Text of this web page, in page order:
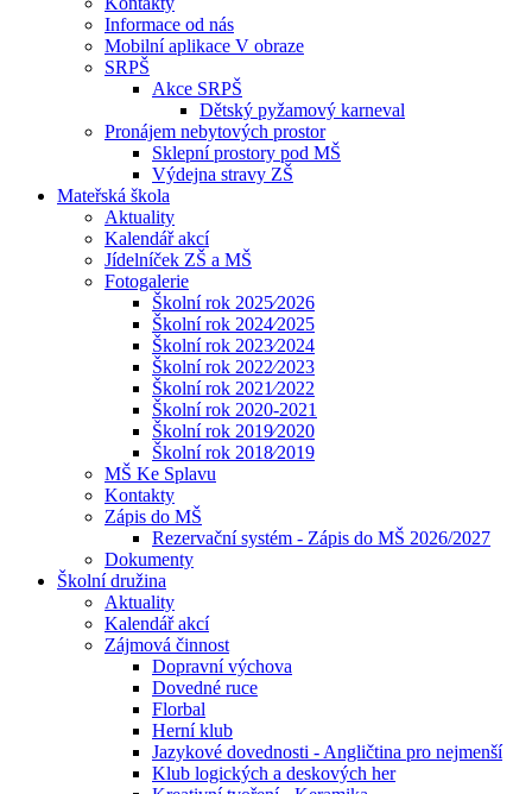
Informace od nás
Mobilní aplikace V obraze
SRPŠ
Akce SRPŠ
Dětský pyžamový karneval
Pronájem nebytových prostor
Sklepní prostory pod MŠ
Výdejna stravy ZŠ
Mateřská škola
Aktuality
Kalendář akcí
Jídelníček ZŠ a MŠ
Fotogalerie
Školní rok 2025⁄2026
Školní rok 2024⁄2025
Školní rok 2023⁄2024
Školní rok 2022⁄2023
Školní rok 2021⁄2022
Školní rok 2020-2021
Školní rok 2019⁄2020
Školní rok 2018⁄2019
MŠ Ke Splavu
Kontakty
Zápis do MŠ
Rezervační systém - Zápis do MŠ 2026/2027
Dokumenty
Školní družina
Aktuality
Kalendář akcí
Zájmová činnost
Dopravní výchova
Dovedné ruce
Florbal
Herní klub
Jazykové dovednosti - Angličtina pro nejmenší
Klub logických a deskových her